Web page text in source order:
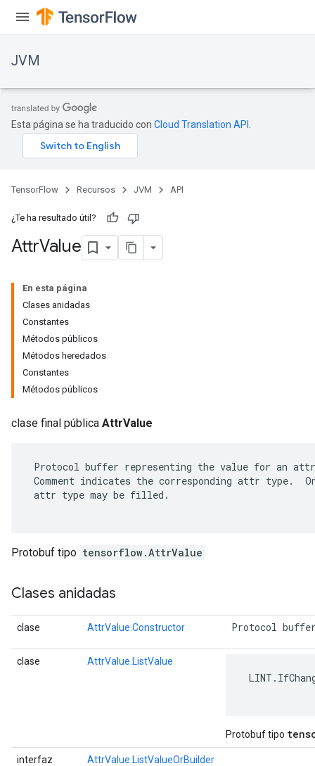
JVM
Esta página se ha traducido con Cloud Translation API
TensorFlow Recursos JVM API
¿Te ha resultado útil?
AttrValue
En esta página
Clases anidadas
Constantes
Métodos públicos
Métodos heredados
Constantes
Métodos públicos
clase final pública AttrValue
Protocol buffer representing the value for an
Comment indicates the corresponding attr type.
attr type may be filled.
Protobuf tipo tensorflow.AttrValue
Clases anidadas
clase AttrValue.Constructor Protocol
clase AttrValue.ListValue
Protobuf tipo
interfaz AttrValue.ListValueOrBuilder